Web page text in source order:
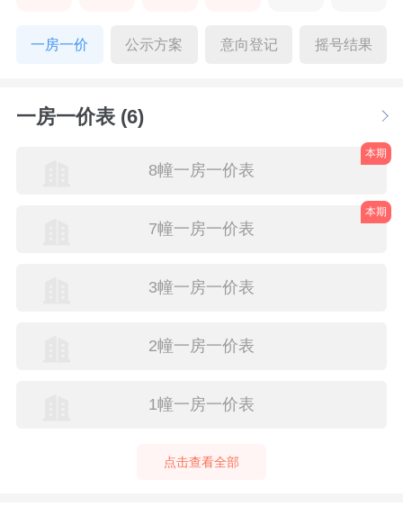
一房一价 公示方案 意向登记 摇号结果
一房一价表 (6)
8幢一房一价表
本期
7幢一房一价表
本期
3幢一房一价表
2幢一房一价表
1幢一房一价表
点击查看全部